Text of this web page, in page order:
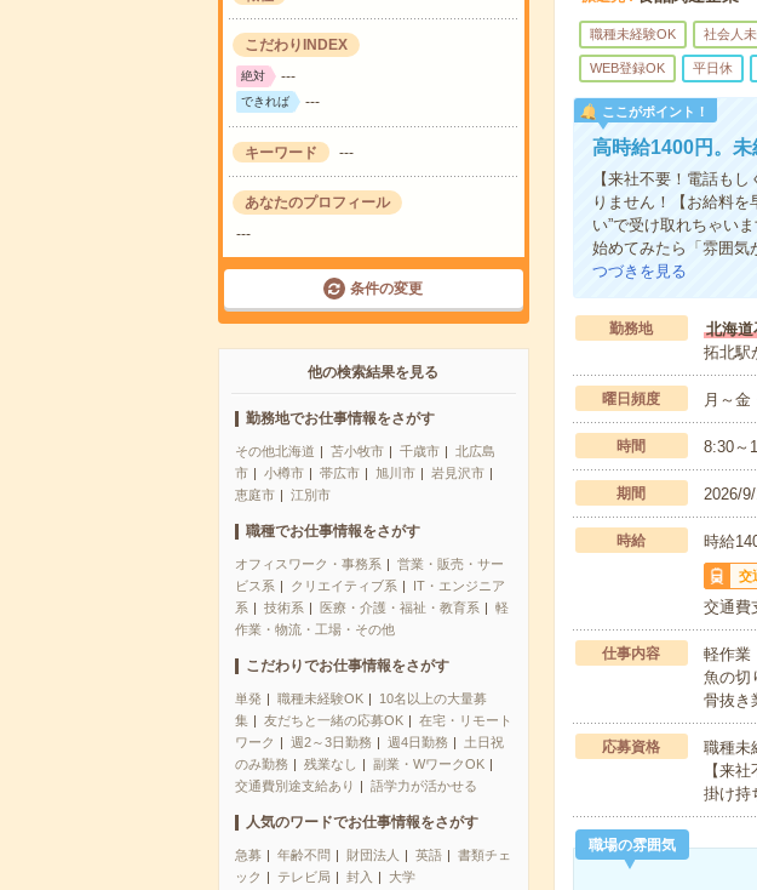
こだわりINDEX
絶対 ---
できれば ---
キーワード ---
あなたのプロフィール
---
条件の変更
他の検索結果を見る
勤務地でお仕事情報をさがす
その他北海道 苫小牧市 千歳市
北広島
市
小樽市 帯広市 旭川市
岩見沢市
恵庭市
江別市
職種でお仕事情報をさがす
オフィスワーク・事務系
営業・販売・サー
ビス系
クリエイティブ系
IT・エンジニア
系
技術系 医療・介護・福祉・教育系
軽
作業・物流・工場・その他
こだわりでお仕事情報をさがす
単発 職種未経験OK
10名以上の大量募
集
友だちと一緒の応募OK
在宅・リモート
ワーク
週2～3日勤務 週4日勤務
土日祝
のみ勤務
残業なし
副業・WワークOK
交通費別途支給あり
語学力が活かせる
人気のワードでお仕事情報をさがす
急募 年齢不問 財団法人 英語
書類チェ
ック
テレビ局 封入 大学
職種未経験OK 社会人
WEB登録OK 平日休
ここがポイント！
高時給1400円。
【来社不要！電話も
りません！【お給料
い”で受け取れちゃい
始めてみたら「雰囲
つづきを見る
勤務地
北海道
拓北駅
曜日頻度 月～
時間 8:30～
期間 2026/
時給 時給
交
交通費
仕事内容
軽作業
魚の切
骨抜き
応募資格
職種未
【来
掛け持
職場の雰囲気